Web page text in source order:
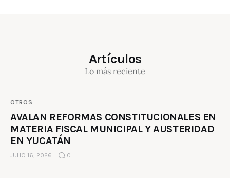
Artículos
Lo más reciente
OTROS
AVALAN REFORMAS CONSTITUCIONALES EN
MATERIA FISCAL MUNICIPAL Y AUSTERIDAD
EN YUCATÁN
JULIO 16, 2026 0